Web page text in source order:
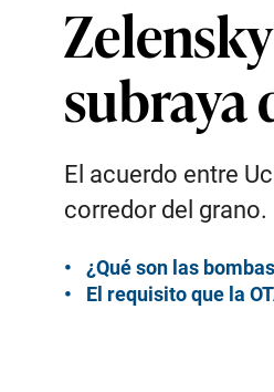
subraya
El acuerdo entre
corredor del grano.
¿Qué son las
El requisito que la